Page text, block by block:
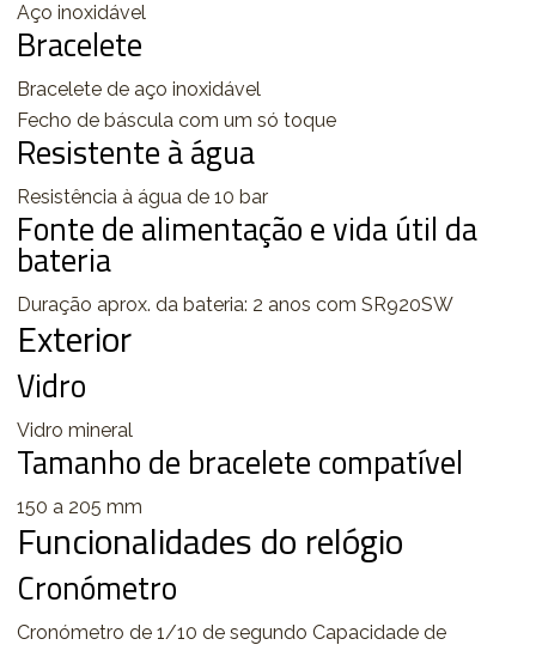
Aço inoxidável
Bracelete
Bracelete de aço inoxidável
Fecho de báscula com um só toque
Resistente à água
Resistência à água de 10 bar
Fonte de alimentação e vida útil da
bateria
Duração aprox. da bateria: 2 anos com SR920SW
Exterior
Vidro
Vidro mineral
Tamanho de bracelete compatível
150 a 205 mm
Funcionalidades do relógio
Cronómetro
Cronómetro de 1/10 de segundo Capacidade de